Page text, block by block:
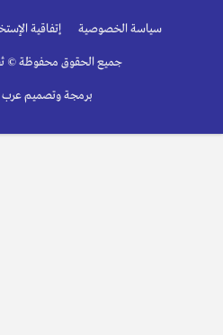
سياسة الخصوصية إتفاقية
جميع الحقوق محفوظة ©
برمجة وتصميم